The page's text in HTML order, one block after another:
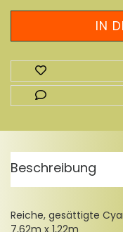
Beschreibung
Reiche, gesättigte
7,62m x 1,22m